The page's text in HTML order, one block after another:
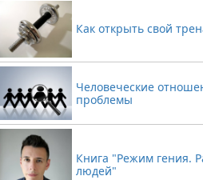
Как открыть свой
Человеческие
проблемы
Книга "Режим гения.
людей"